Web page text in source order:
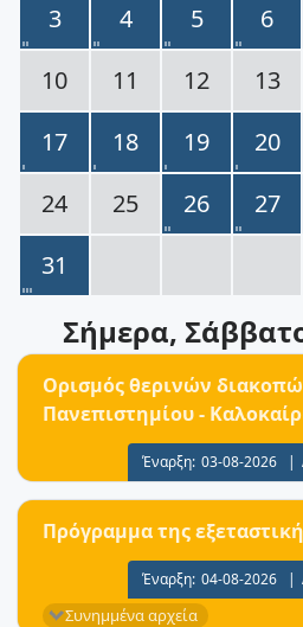
3
4 5 6
10
11 12 13
17
18 19 20
24
25 26 27
31
Σήμερα,
Ορισμός θερινών
Πανεπιστημίου -
Έναρξη: 03-08-2026 |
Πρόγραμμα της
Έναρξη: 04-08-2026 |
Συνημμένα αρχεία